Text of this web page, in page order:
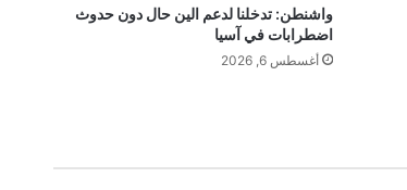
واشنطن: تدخلنا لدعم الين حال دون حدوث
اضطرابات في آسيا
أغسطس 6, 2026